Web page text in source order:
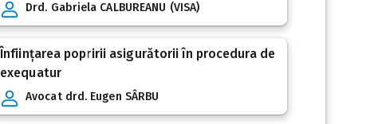
Drd. Gabriela CALBUREANU (VISA)
Înființarea popririi asigurătorii în procedura de
exequatur
Avocat drd. Eugen SÂRBU